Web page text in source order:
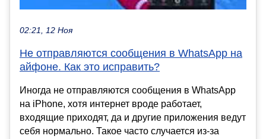
02:21, 12 Ноя
Не отправляются сообщения в WhatsApp на
айфоне. Как это исправить?
Иногда ​​не отправляются сообщения в WhatsApp
на iPhone, хотя интернет вроде работает,
входящие приходят, да и другие приложения ведут
себя нормально. Такое часто случается из-за